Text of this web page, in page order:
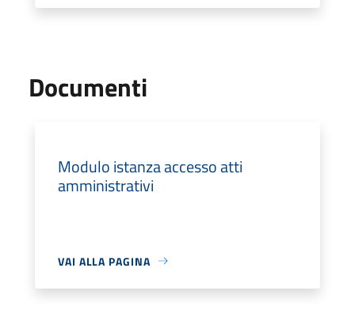
Documenti
Modulo istanza accesso atti
amministrativi
VAI ALLA PAGINA